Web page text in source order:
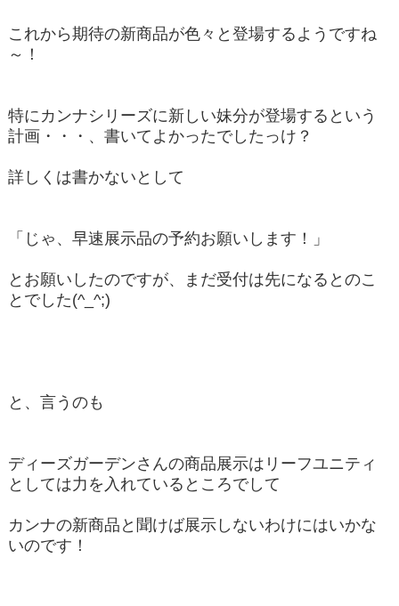
これから期待の新商品が色々と登場するようですね
～！
特にカンナシリーズに新しい妹分が登場するという
計画・・・、書いてよかったでしたっけ？
詳しくは書かないとして
「じゃ、早速展示品の予約お願いします！」
とお願いしたのですが、まだ受付は先になるとのこ
とでした(^_^;)
と、言うのも
ディーズガーデンさんの商品展示はリーフユニティ
としては力を入れているところでして
カンナの新商品と聞けば展示しないわけにはいかな
いのです！